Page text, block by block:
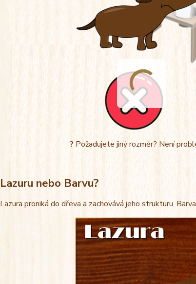
? Požadujete jiný rozměr? Není
Lazuru nebo Barvu?
Lazura proniká do dřeva a zachovává jeho strukturu.